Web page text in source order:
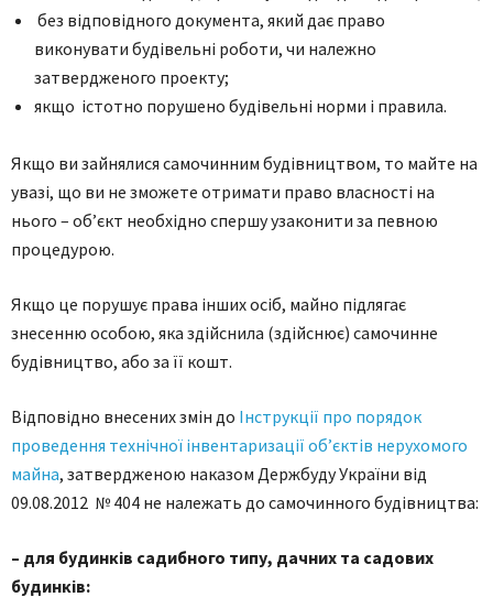
без відповідного документа, який дає право
виконувати будівельні роботи, чи належно
затвердженого проекту;
якщо істотно порушено будівельні норми і правила.
Якщо ви зайнялися самочинним будівництвом, то майте на
увазі, що ви не зможете отримати право власності на
нього – об’єкт необхідно спершу узаконити за певною
процедурою.
Якщо це порушує права інших осіб, майно підлягає
знесенню особою, яка здійснила (здійснює) самочинне
будівництво, або за її кошт.
Відповідно внесених змін до Інструкції про порядок
проведення технічної інвентаризації об’єктів нерухомого
майна, затвердженою наказом Держбуду України від
09.08.2012 № 404 не належать до самочинного будівництва:
– для будинків садибного типу, дачних та садових
будинків: